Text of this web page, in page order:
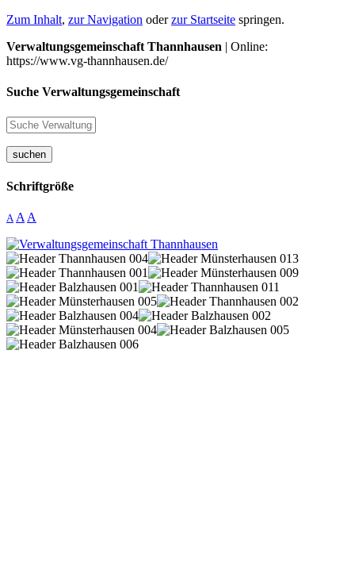
Zum Inhalt, zur Navigation oderzur Startseite springen.
Verwaltungsgemeinschaft Thannhausen | Online:
https://www.vg-thannhausen.de/
Suche Verwaltungsgemeinschaft
suchen
Schriftgröße
A A A